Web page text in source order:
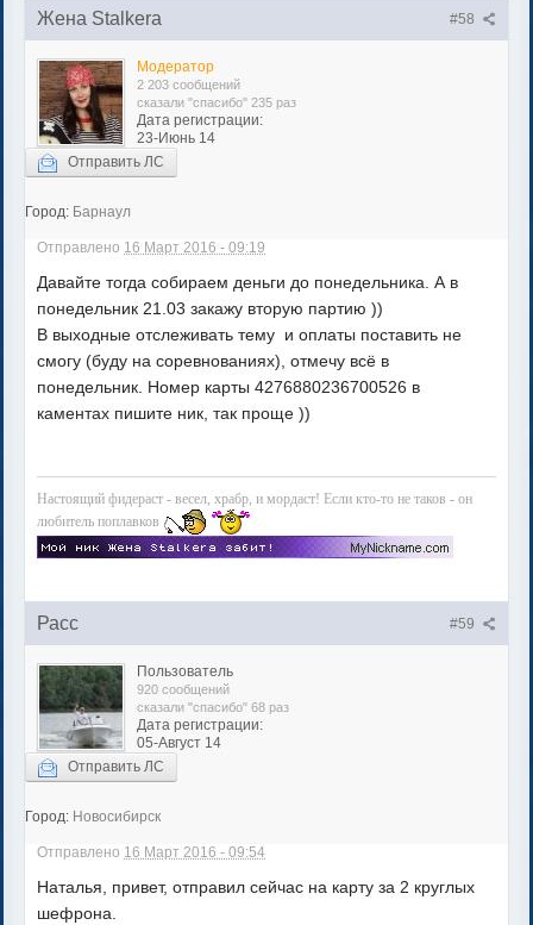
#58
Жена Stalkera
Модератор
2 203 сообщений
сказали "спасибо" 235 раз
Дата регистрации:
23-Июнь 14
Отправить ЛС
Город: Барнаул
Отправлено 16 Март 2016 - 09:19
Давайте тогда собираем деньги до понедельника. А в
понедельник 21.03 закажу вторую партию ))
В выходные отслеживать тему и оплаты поставить не
смогу (буду на соревнованиях), отмечу всё в
понедельник. Номер карты 4276880236700526 в
каментах пишите ник, так проще ))
Настоящий фидераст - весел, храбр, и мордаст! Если кто-то не таков - он
любитель поплавков
#59
Расс
Пользователь
920 сообщений
сказали "спасибо" 68 раз
Дата регистрации:
05-Август 14
Отправить ЛС
Город: Новосибирск
Отправлено 16 Март 2016 - 09:54
Наталья, привет, отправил сейчас на карту за 2 круглых
шефрона.